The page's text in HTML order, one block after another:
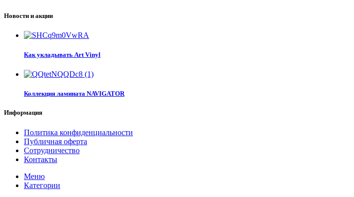
Новости и акции
Как укладывать Art Vinyl
Коллекция ламината NAVIGATOR
Информация
Политика конфиденциальности
Публичная оферта
Сотрудничество
Контакты
Меню
Категории